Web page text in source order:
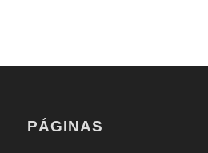
PÁGINAS